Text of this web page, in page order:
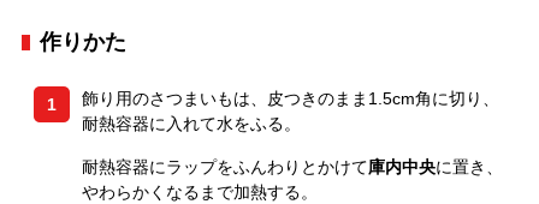
作りかた
1
飾り用のさつまいもは、皮つきのまま1.5cm角に切り、
耐熱容器に入れて水をふる。
耐熱容器にラップをふんわりとかけて庫内中央に置き、
やわらかくなるまで加熱する。